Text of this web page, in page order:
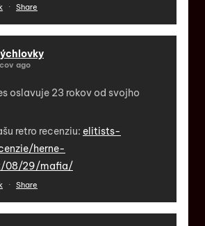
· Share
ago
oslavuje 23 rokov od svojho
retro recenziu: elitists-
herne-
08/29/mafia/
· Share